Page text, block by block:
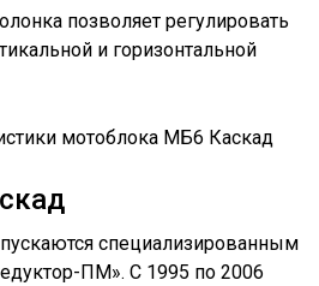
позволяет регулировать
и горизонтальной
мотоблока МБ6 Каскад
специализированным
ПМ». С 1995 по 2006